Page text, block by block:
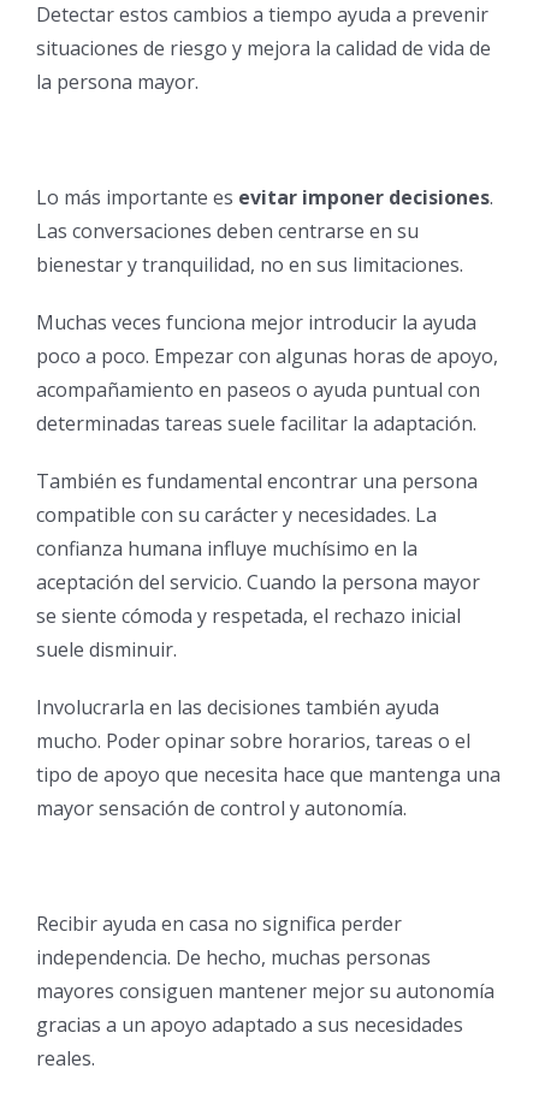
Detectar estos cambios a tiempo ayuda a prevenir
situaciones de riesgo y mejora la calidad de vida de
la persona mayor.
Lo más importante es evitar imponer decisiones.
Las conversaciones deben centrarse en su
bienestar y tranquilidad, no en sus limitaciones.
Muchas veces funciona mejor introducir la ayuda
poco a poco. Empezar con algunas horas de apoyo,
acompañamiento en paseos o ayuda puntual con
determinadas tareas suele facilitar la adaptación.
También es fundamental encontrar una persona
compatible con su carácter y necesidades. La
confianza humana influye muchísimo en la
aceptación del servicio. Cuando la persona mayor
se siente cómoda y respetada, el rechazo inicial
suele disminuir.
Involucrarla en las decisiones también ayuda
mucho. Poder opinar sobre horarios, tareas o el
tipo de apoyo que necesita hace que mantenga una
mayor sensación de control y autonomía.
Recibir ayuda en casa no significa perder
independencia. De hecho, muchas personas
mayores consiguen mantener mejor su autonomía
gracias a un apoyo adaptado a sus necesidades
reales.